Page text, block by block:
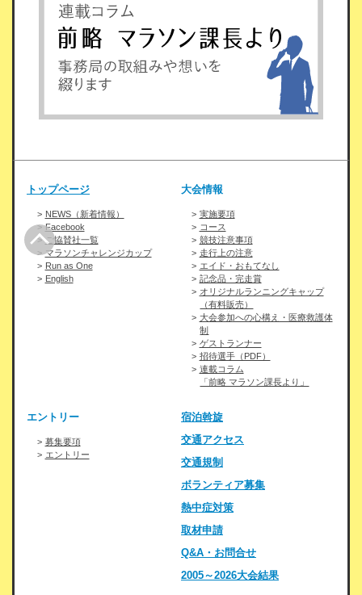
トップページ
NEWS（新着情報）
Facebook
ご協賛社一覧
マラソンチャレンジカップ
Run as One
English
大会情報
実施要項
コース
競技注意事項
走行上の注意
エイド・おもてなし
記念品・完走賞
オリジナルランニングキャップ
（有料販売）
大会参加への心構え・医療救護体
制
ゲストランナー
招待選手（PDF）
連載コラム
「前略 マラソン課長より」
エントリー
募集要項
エントリー
宿泊斡旋
交通アクセス
交通規制
ボランティア募集
熱中症対策
取材申請
Q&A・お問合せ
2005～2026大会結果